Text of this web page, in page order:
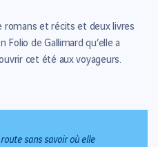
romans et récits et deux livres
Folio de Gallimard qu’elle a
cet été aux voyageurs.
sans savoir où elle